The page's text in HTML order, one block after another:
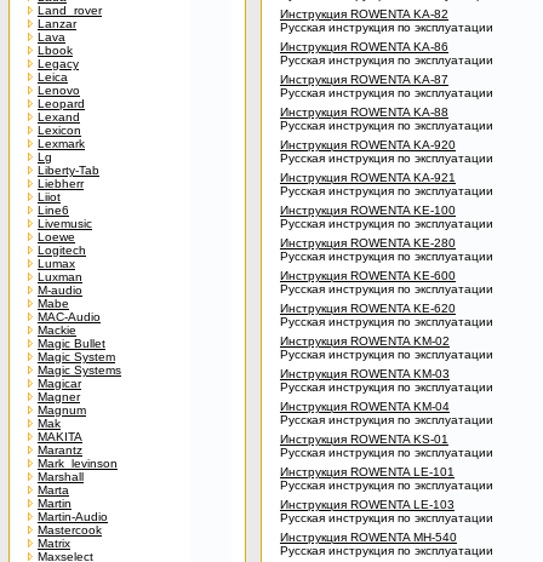
Land_rover
Lanzar
Lava
Lbook
Legacy
Leica
Lenovo
Leopard
Lexand
Lexicon
Lexmark
Lg
Liberty-Tab
Liebherr
Liiot
Line6
Livemusic
Loewe
Logitech
Lumax
Luxman
M-audio
Mabe
MAC-Audio
Mackie
Magic Bullet
Magic System
Magic Systems
Magicar
Magner
Magnum
Mak
MAKITA
Marantz
Mark_levinson
Marshall
Marta
Martin
Martin-Audio
Mastercook
Matrix
Maxselect
Инструкция ROWENTA KA-82
Русская инструкция по эксплуатации
Инструкция ROWENTA KA-86
Русская инструкция по эксплуатации
Инструкция ROWENTA KA-87
Русская инструкция по эксплуатации
Инструкция ROWENTA KA-88
Русская инструкция по эксплуатации
Инструкция ROWENTA KA-920
Русская инструкция по эксплуатации
Инструкция ROWENTA KA-921
Русская инструкция по эксплуатации
Инструкция ROWENTA KE-100
Русская инструкция по эксплуатации
Инструкция ROWENTA KE-280
Русская инструкция по эксплуатации
Инструкция ROWENTA KE-600
Русская инструкция по эксплуатации
Инструкция ROWENTA KE-620
Русская инструкция по эксплуатации
Инструкция ROWENTA KM-02
Русская инструкция по эксплуатации
Инструкция ROWENTA KM-03
Русская инструкция по эксплуатации
Инструкция ROWENTA KM-04
Русская инструкция по эксплуатации
Инструкция ROWENTA KS-01
Русская инструкция по эксплуатации
Инструкция ROWENTA LE-101
Русская инструкция по эксплуатации
Инструкция ROWENTA LE-103
Русская инструкция по эксплуатации
Инструкция ROWENTA MH-540
Русская инструкция по эксплуатации